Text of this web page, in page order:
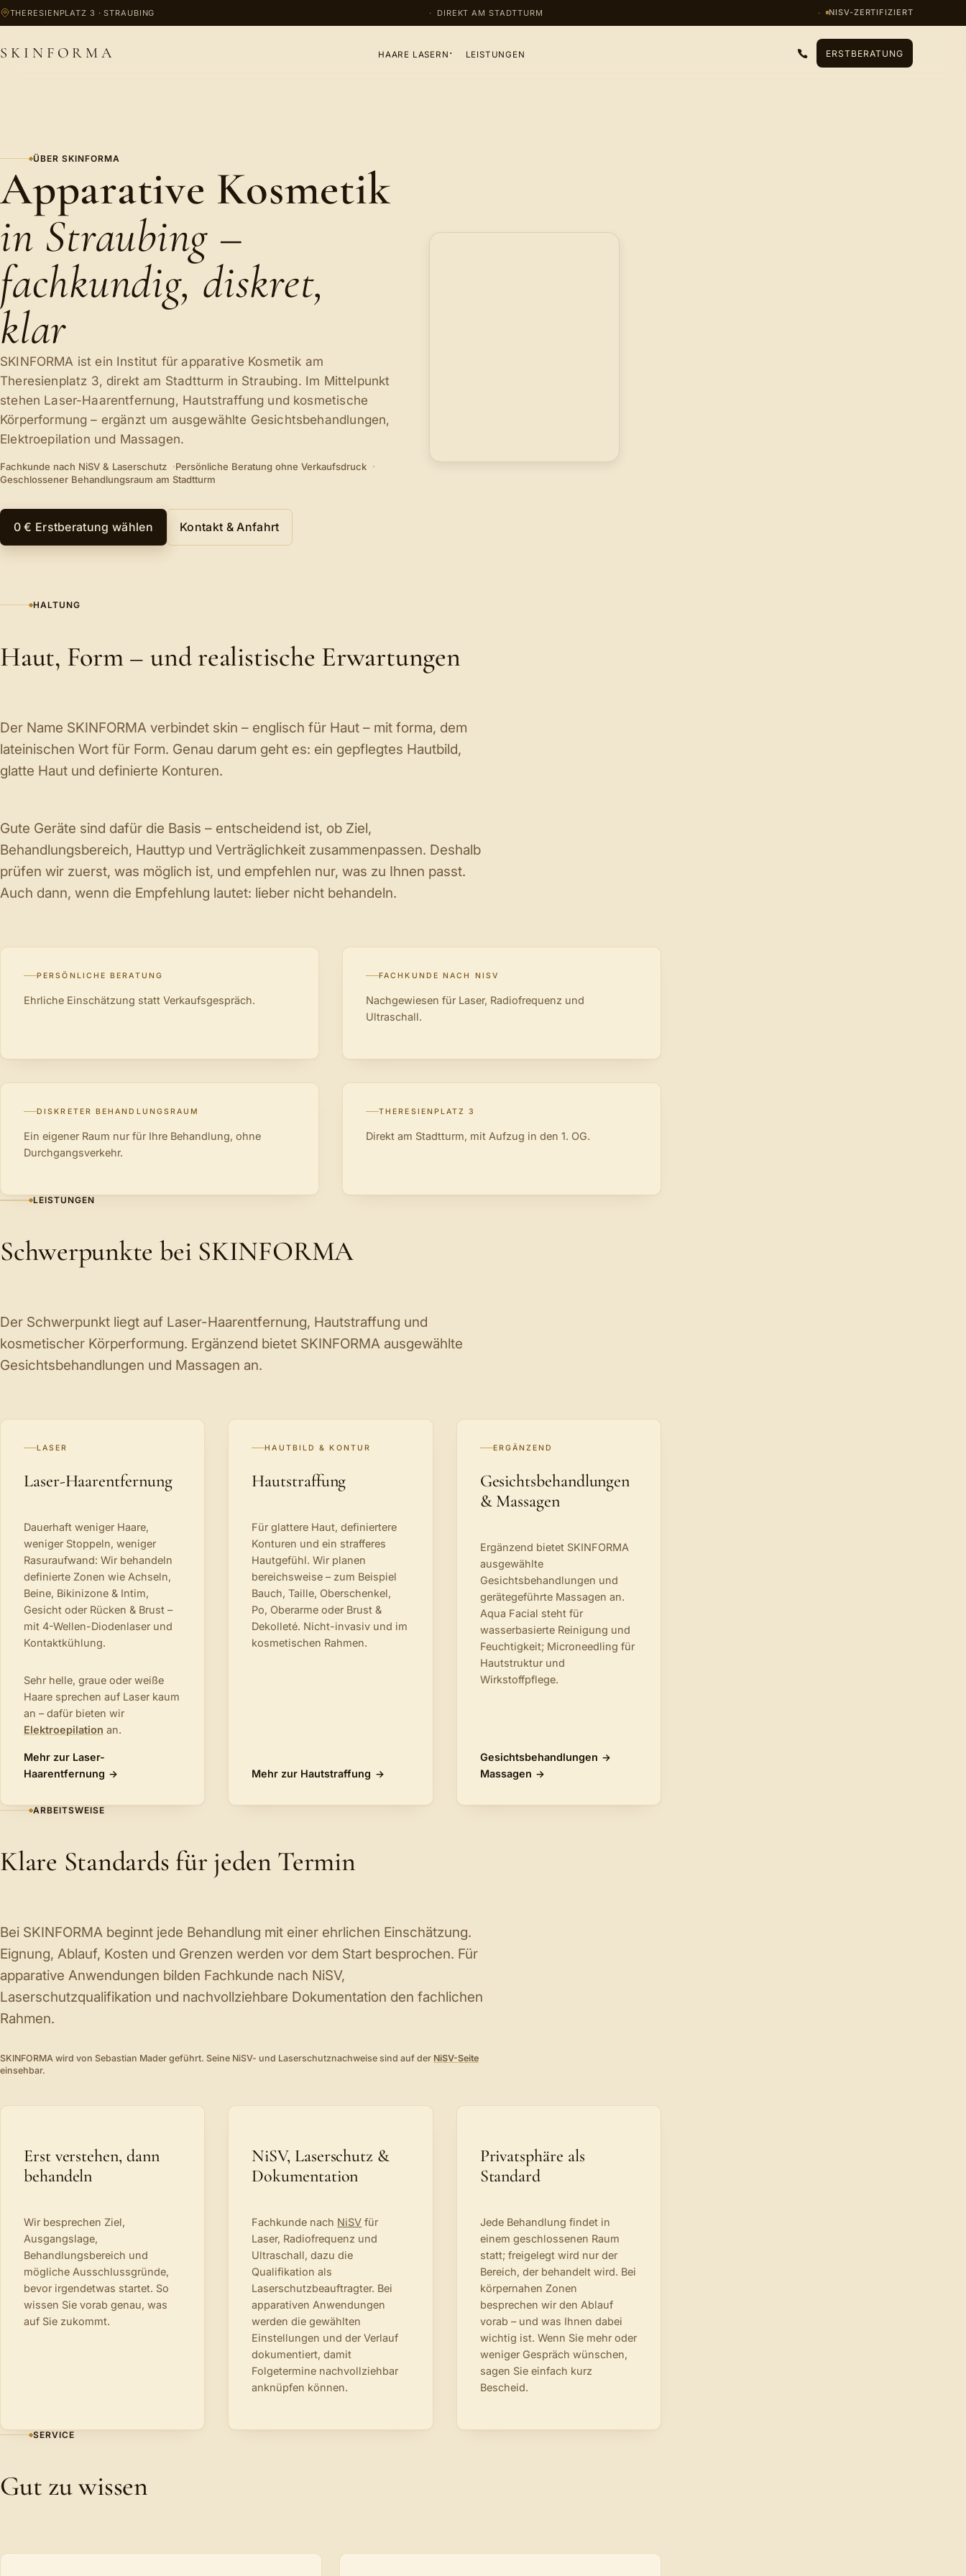
Zum Inhalt springen
THERESIENPLATZ 3 · STRAUBING DIREKT AM STADTTURM NISV-ZERTIFIZIERT
SKINFORMA HAARE LASERN LEISTUNGEN ERSTBERATUNG
ÜBER SKINFORMA
Apparative Kosmetik
in Straubing –
fachkundig, diskret,
klar
SKINFORMA ist ein Institut für apparative Kosmetik am
Theresienplatz 3, direkt am Stadtturm in Straubing. Im Mittelpunkt
stehen Laser-Haarentfernung, Hautstraffung und kosmetische
Körperformung – ergänzt um ausgewählte Gesichtsbehandlungen,
Elektroepilation und Massagen.
Fachkunde nach NiSV & Laserschutz
Persönliche Beratung ohne Verkaufsdruck
Geschlossener Behandlungsraum am Stadtturm
0 € Erstberatung wählen Kontakt & Anfahrt
HALTUNG
Haut, Form – und realistische Erwartungen
Der Name SKINFORMA verbindet skin – englisch für Haut – mit forma, dem
lateinischen Wort für Form. Genau darum geht es: ein gepflegtes Hautbild,
glatte Haut und definierte Konturen.
Gute Geräte sind dafür die Basis – entscheidend ist, ob Ziel,
Behandlungsbereich, Hauttyp und Verträglichkeit zusammenpassen. Deshalb
prüfen wir zuerst, was möglich ist, und empfehlen nur, was zu Ihnen passt.
Auch dann, wenn die Empfehlung lautet: lieber nicht behandeln.
PERSÖNLICHE BERATUNG
Ehrliche Einschätzung statt Verkaufsgespräch.
FACHKUNDE NACH NISV
Nachgewiesen für Laser, Radiofrequenz und
Ultraschall.
DISKRETER BEHANDLUNGSRAUM
Ein eigener Raum nur für Ihre Behandlung, ohne
Durchgangsverkehr.
THERESIENPLATZ 3
Direkt am Stadtturm, mit Aufzug in den 1. OG.
LEISTUNGEN
Schwerpunkte bei SKINFORMA
Der Schwerpunkt liegt auf Laser-Haarentfernung, Hautstraffung und
kosmetischer Körperformung. Ergänzend bietet SKINFORMA ausgewählte
Gesichtsbehandlungen und Massagen an.
LASER
Laser-Haarentfernung
Dauerhaft weniger Haare,
weniger Stoppeln, weniger
Rasuraufwand: Wir behandeln
definierte Zonen wie Achseln,
Beine, Bikinizone & Intim,
Gesicht oder Rücken & Brust –
mit 4-Wellen-Diodenlaser und
Kontaktkühlung.
Sehr helle, graue oder weiße
Haare sprechen auf Laser kaum
an – dafür bieten wir
Elektroepilation an.
Mehr zur Laser-
Haarentfernung
HAUTBILD & KONTUR
Hautstraffung
Für glattere Haut, definiertere
Konturen und ein strafferes
Hautgefühl. Wir planen
bereichsweise – zum Beispiel
Bauch, Taille, Oberschenkel,
Po, Oberarme oder Brust &
Dekolleté. Nicht-invasiv und im
kosmetischen Rahmen.
Mehr zur Hautstraffung
ERGÄNZEND
Gesichtsbehandlungen
& Massagen
Ergänzend bietet SKINFORMA
ausgewählte
Gesichtsbehandlungen und
gerätegeführte Massagen an.
Aqua Facial steht für
wasserbasierte Reinigung und
Feuchtigkeit; Microneedling für
Hautstruktur und
Wirkstoffpflege.
Gesichtsbehandlungen
Massagen
ARBEITSWEISE
Klare Standards für jeden Termin
Bei SKINFORMA beginnt jede Behandlung mit einer ehrlichen Einschätzung.
Eignung, Ablauf, Kosten und Grenzen werden vor dem Start besprochen. Für
apparative Anwendungen bilden Fachkunde nach NiSV,
Laserschutzqualifikation und nachvollziehbare Dokumentation den fachlichen
Rahmen.
SKINFORMA wird von Sebastian Mader geführt. Seine NiSV- und Laserschutznachweise sind auf der NiSV-Seite
einsehbar.
Erst verstehen, dann
behandeln
Wir besprechen Ziel,
Ausgangslage,
Behandlungsbereich und
mögliche Ausschlussgründe,
bevor irgendetwas startet. So
wissen Sie vorab genau, was
auf Sie zukommt.
NiSV, Laserschutz &
Dokumentation
Fachkunde nach NiSV für
Laser, Radiofrequenz und
Ultraschall, dazu die
Qualifikation als
Laserschutzbeauftragter. Bei
apparativen Anwendungen
werden die gewählten
Einstellungen und der Verlauf
dokumentiert, damit
Folgetermine nachvollziehbar
anknüpfen können.
Privatsphäre als
Standard
Jede Behandlung findet in
einem geschlossenen Raum
statt; freigelegt wird nur der
Bereich, der behandelt wird. Bei
körpernahen Zonen
besprechen wir den Ablauf
vorab – und was Ihnen dabei
wichtig ist. Wenn Sie mehr oder
weniger Gespräch wünschen,
sagen Sie einfach kurz
Bescheid.
SERVICE
Gut zu wissen